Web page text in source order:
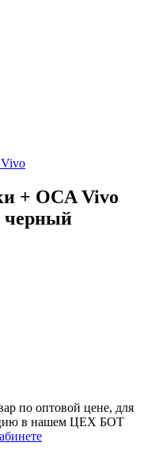
+ OCA Vivo
черный
по оптовой цене, для
в нашем ЦЕХ БОТ